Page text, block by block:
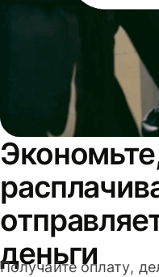
деньги
Получайте оплату,